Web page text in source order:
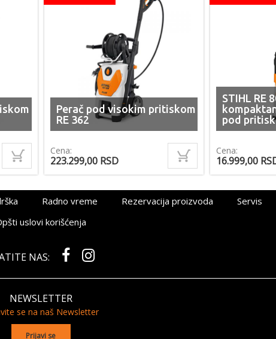
Perač pod visokim pritiskom
RE 362
Cena:
223.299,00 RSD
STIHL RE
pod
Cena:
16.999,00
Radno vreme Rezervacija proizvoda Servis
uslovi korišćenja
NAS:
NEWSLETTER
se na naš Newsletter